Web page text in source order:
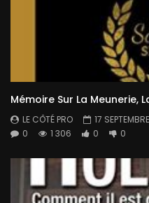
Mémoire Sur La Meunerie,
LE CÔTÉ PRO
17
0
1 306 0 0